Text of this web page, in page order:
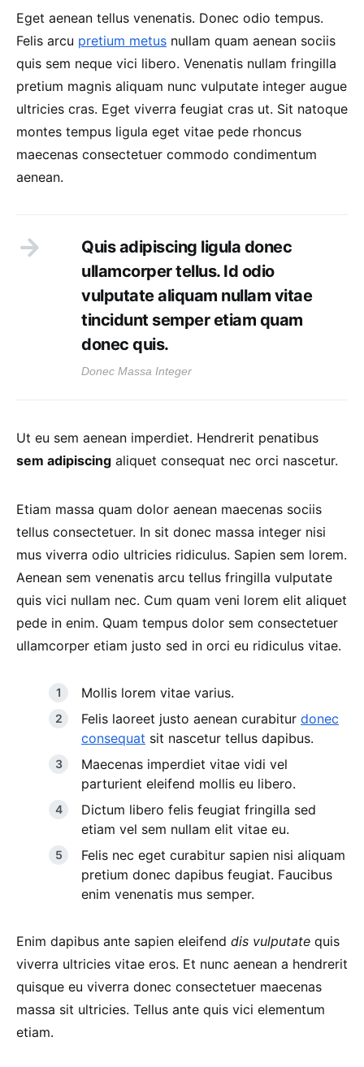
Eget aenean tellus venenatis. Donec odio tempus.
Felis arcu pretium metus nullam quam aenean sociis
quis sem neque vici libero. Venenatis nullam fringilla
pretium magnis aliquam nunc vulputate integer augue
ultricies cras. Eget viverra feugiat cras ut. Sit natoque
montes tempus ligula eget vitae pede rhoncus
maecenas consectetuer commodo condimentum
aenean.
Quis adipiscing ligula donec
ullamcorper tellus. Id odio
vulputate aliquam nullam vitae
tincidunt semper etiam quam
donec quis.
Donec Massa Integer
Ut eu sem aenean imperdiet. Hendrerit penatibus
sem adipiscing aliquet consequat nec orci nascetur.
Etiam massa quam dolor aenean maecenas sociis
tellus consectetuer. In sit donec massa integer nisi
mus viverra odio ultricies ridiculus. Sapien sem lorem.
Aenean sem venenatis arcu tellus fringilla vulputate
quis vici nullam nec. Cum quam veni lorem elit aliquet
pede in enim. Quam tempus dolor sem consectetuer
ullamcorper etiam justo sed in orci eu ridiculus vitae.
Mollis lorem vitae varius.
Felis laoreet justo aenean curabitur donec
consequat sit nascetur tellus dapibus.
Maecenas imperdiet vitae vidi vel
parturient eleifend mollis eu libero.
Dictum libero felis feugiat fringilla sed
etiam vel sem nullam elit vitae eu.
Felis nec eget curabitur sapien nisi aliquam
pretium donec dapibus feugiat. Faucibus
enim venenatis mus semper.
Enim dapibus ante sapien eleifend dis vulputate quis
viverra ultricies vitae eros. Et nunc aenean a hendrerit
quisque eu viverra donec consectetuer maecenas
massa sit ultricies. Tellus ante quis vici elementum
etiam.